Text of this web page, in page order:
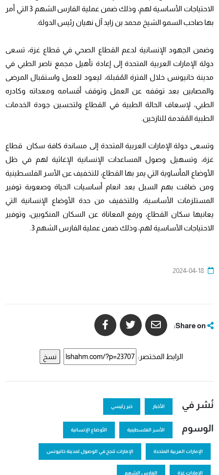
الاحتياجات الأساسية لهم، وذلك ضمن عملية الفارس الشهم 3 التي أمر
بها صاحب السمو الشيخ محمد بن زايد آل نهيان رئيس الدولة.
وضمن الجهود الإنسانية لدعم القطاع الصحي في قطاع غزة، تسعى
دولة الإمارات العربية المتحدة إلى إعادة تأهيل مجمع ناصر الطبي في
مدينة خانيونس خلال الفترة المُقبلة، ليعود للعمل واستقبال المرضى
والمصابين بعد توقفه عن العمل وتوقف أقسامه ومعداته وكادره
الطبي، لإسعاف الحالة الطبية في القطاع ولتحسين جودة الخدمات
الطبية المُقدمة للنازخين.
وتسعى دولة الإمارات العربية المتحدة إلى مساندة كافة سكان قطاع
غزة، وتسهيل وصول المساعدات الإنسانية الإغاثية لهم في ظل
الأوضاع المأساوية التي يمر بها القطاع، للتخفيف عن الأسر الفلسطينية
ومن ضاقت بهم السبل بعد انعام أساسيات الحياة وصعوبة توفير
المستلزمات الأساسية، وللتخفيف من حدة الأوضاع الإنسانية التي
يعانيها سكان القطاع، ورفع المعاناة عن السكان المنكوبين، وتوفير
الاحتياجات الأساسية لهم، وذلك ضمن عملية الفارس الشهم 3.
2024-04-18
الرابط المختصر: نسخ
نُشر في الأخبار خبر رئيسي
الوسوم الأسر الفلسطينية الأوضاع الإنسانية
الإمارات العربية المتحدة الإمارات تنجح في الوصول لمدينة خانيونس
الامارات غزة الفارس الشهم